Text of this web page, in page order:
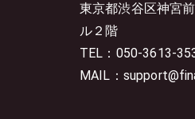
東京都渋谷区神宮
ル２階
TEL：050-3613-
MAIL：